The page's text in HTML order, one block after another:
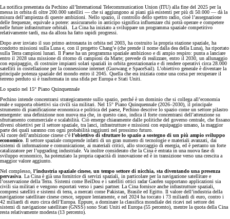
La notifica presentata da Pechino all’International Telecommunication Union (ITU) alla fine del 2025 per la
messa in orbita di oltre 200.000 satelliti — che si aggiungono ai piani già esistenti per più di 50.000 — dà la
misura dell’ampiezza di queste ambizioni. Nello spazio, il controllo dello spettro radio, cioè l’assegnazione
delle frequenze, equivale a potere: assicurarselo in anticipo significa influenzare chi potrà operare e competere
nelle future infrastrutture orbitali. La Cina ha iniziato a sviluppare un programma spaziale competitivo
relativamente tardi, ma da allora ha fatto rapidi progressi.
Dopo aver inviato il suo primo astronauta in orbita nel 2003, ha costruito la propria stazione spaziale, ha
condotto missioni sulla Luna e, con il progetto Chang’e (che prende il nome dalla dea della Luna), ha riportato
sulla Terra campioni lunari. Il Paese ha un programma spaziale ambizioso e di ampio respiro: punta a lanciare
entro il 2028 una missione di ritorno di campioni da Marte; prevede di realizzare, entro il 2030, un allunaggio
con equipaggio, di costruire impianti solari spaziali in orbita geostazionaria e di rendere operativi circa 28.000
satelliti in costellazione per la connessione internet (Guowang e SpaceSail). L’obiettivo generale è diventare la
principale potenza spaziale del mondo entro il 2045. Quella che era iniziata come una corsa per recuperare il
terreno perduto si è trasformata in una sfida per Europa e Stati Uniti.
Lo spazio nel 15° Piano Quinquennale
Pechino intende concentrarsi strategicamente sullo spazio, perché è un dominio che si collega all’economia
reale e supporta obiettivi sia civili sia militari. Nel 15° Piano Quinquennale (2026–2030), il principale
strumento di pianificazione economica e politica del paese, Pechino descrive lo spazio come un settore pilastro
emergente: una definizione non nuova ma che, in questo caso, indica il forte concentrarsi dell’attenzione su
sfruttamento commerciale e scalabilità. Ciò emerge chiaramente dalle politiche del governo centrale, che fissano
diversi obiettivi per il settore spaziale, tra lanci, infrastrutture e missioni con equipaggio umano, la maggior
parte dei quali saranno con ogni probabilità raggiunti nel prossimo futuro.
Al cuore dell’ambizione cinese c’è l’obiettivo di sfruttare lo spazio a sostegno di un più ampio sviluppo
economico . Il settore spaziale comprende infatti di un gran numero di tecnologie e materiali avanzati, dai
sistemi di informazione e comunicazione, ai materiali critici, allo stoccaggio di energia, ed è pertanto un forte
catalizzatore per l’upgrading industriale. Va inoltre considerato che la Cina è entrata in una nuova fase di
sviluppo economico, ha potenziato la propria capacità di innovazione ed è in transizione verso una crescita a
maggior valore aggiunto.
Nel complesso, l’industria spaziale cinese, un tempo settore di nicchia, sta diventando una presenza
pervasiva . La Cina è già una fornitrice di servizi spaziali, in particolare per la navigazione satellitare e
l’osservazione della Terra. Sistemi come BeiDou e i satelliti ottici radar Gaofen supportano applicazioni sia
civili sia militari e vengono esportati verso i paesi partner. La Cina fornisce anche infrastrutture spaziali,
compresi satelliti e sistemi di terra, a mercati come Pakistan, Brasile ed Egitto. Il valore dell’industria della
navigazione satellitare cinese cresce, seppure lentamente, e nel 2024 ha toccato i 73 miliardi di euro, contro i
42 miliardi di euro circa dell’Europa. Eppure, a dominare la classifica mondiale dei ricavi nel settore dei
sistemi di navigazione satellitare (GNSS) sono Stati Uniti ed Europa (55 percento), mentre la quota della Cina
resta relativamente modesta (13 percento).